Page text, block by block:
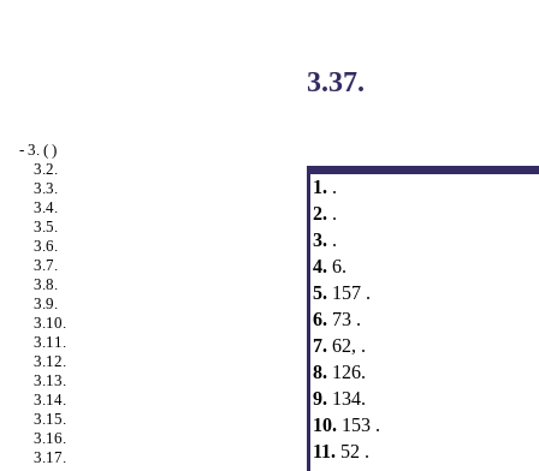
- 3. ( )
3.2.
3.3.
3.4.
3.5.
3.6.
3.7.
3.8.
3.9.
3.10.
3.11.
3.12.
3.13.
3.14.
3.15.
3.16.
3.17.
3.37.
1. .
2. .
3. .
4. 6.
5. 157 .
6. 73 .
7. 62, .
8. 126.
9. 134.
10. 153 .
11. 52 .